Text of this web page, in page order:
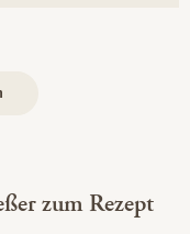
zum Rezept